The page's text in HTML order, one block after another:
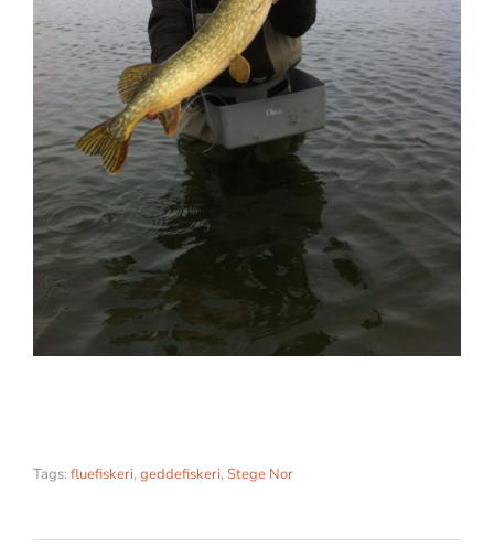
Tags: fluefiskeri, geddefiskeri, Stege Nor